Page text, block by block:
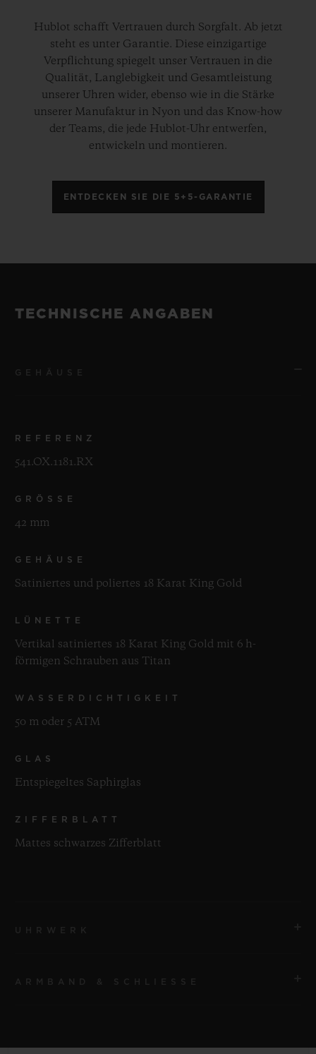
Hublot schafft Vertrauen durch Sorgfalt. Ab jetzt
steht es unter Garantie. Diese einzigartige
Verpflichtung spiegelt unser Vertrauen in die
Qualität, Langlebigkeit und Gesamtleistung
unserer Uhren wider, ebenso wie in die Stärke
unserer Manufaktur in Nyon und das Know-how
der Teams, die jede Hublot-Uhr entwerfen,
entwickeln und montieren.
ENTDECKEN SIE DIE 5+5-GARANTIE
TECHNISCHE ANGABEN
REFERENZ
541.OX.1181.RX
GRÖSSE
42 mm
GEHÄUSE
Satiniertes und poliertes 18 Karat King Gold
LÜNETTE
Vertikal satiniertes 18 Karat King Gold mit 6 h-
förmigen Schrauben aus Titan
WASSERDICHTIGKEIT
50 m oder 5 ATM
GLAS
Entspiegeltes Saphirglas
ZIFFERBLATT
Mattes schwarzes Zifferblatt
ARMBAND